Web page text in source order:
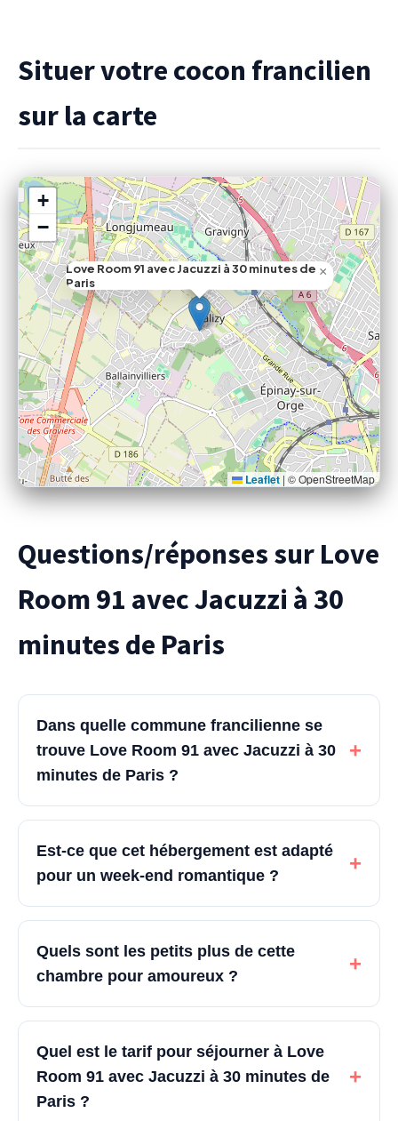
Situer votre cocon francilien
sur la carte
Love Room 91 avec Jacuzzi à 30 minutes de
Paris
×
+
−
Leaflet | © OpenStreetMap
Questions/réponses sur Love
Room 91 avec Jacuzzi à 30
minutes de Paris
Dans quelle commune francilienne se
trouve Love Room 91 avec Jacuzzi à 30
minutes de Paris ?
+
Est-ce que cet hébergement est adapté
pour un week-end romantique ?
+
Quels sont les petits plus de cette
chambre pour amoureux ?
+
Quel est le tarif pour séjourner à Love
Room 91 avec Jacuzzi à 30 minutes de
Paris ?
+